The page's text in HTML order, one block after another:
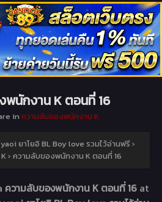
พนักงาน K ตอนที่ 16
in ความลับของพนักงาน K
ยาโยอิ BL Boy love รวมไว้อ่านฟรี ›
› ความลับของพนักงาน K ตอนที่ 16
ความลับของพนักงาน K ตอนที่ 16 at